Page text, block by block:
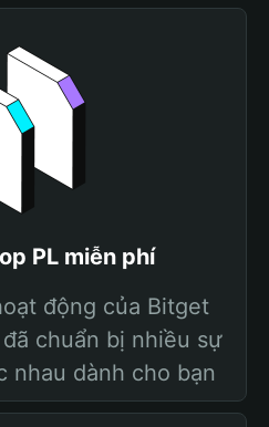
PL miễn phí
động của Bitget
chuẩn bị nhiều sự
nhau dành cho bạn